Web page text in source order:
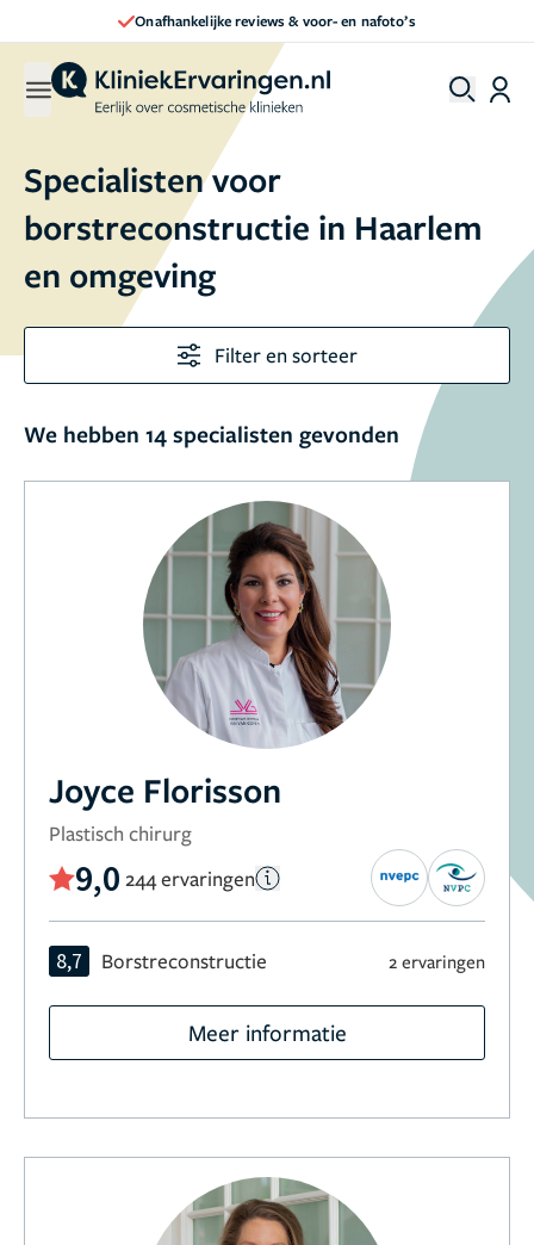
Onafhankelijke reviews & voor- en nafoto’s
Specialisten voor
borstreconstructie in Haarlem
en omgeving
Filter en sorteer
We hebben 14 specialisten gevonden
Joyce Florisson
Plastisch chirurg
9,0 244 ervaringen
8,7 Borstreconstructie 2 ervaringen
Meer informatie